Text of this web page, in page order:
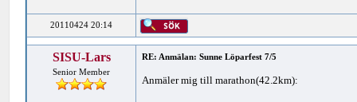
20110424 20:14
SISU-Lars
Senior Member
RE: Anmälan: Sunne Löparfest 7/5
Anmäler mig till marathon(42.2km):